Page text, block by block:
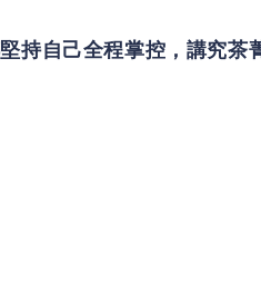
持自己全程掌控，講究